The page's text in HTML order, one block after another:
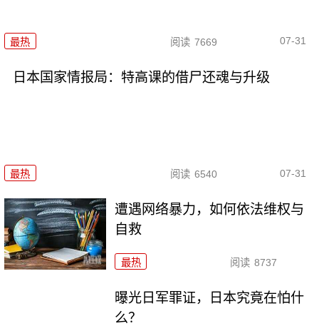
最热 阅读 7669 07-31
日本国家情报局：特高课的借尸还魂与升级
最热 阅读 6540 07-31
遭遇网络暴力，如何依法维权与
自救
最热 阅读 8737
曝光日军罪证，日本究竟在怕什
么？